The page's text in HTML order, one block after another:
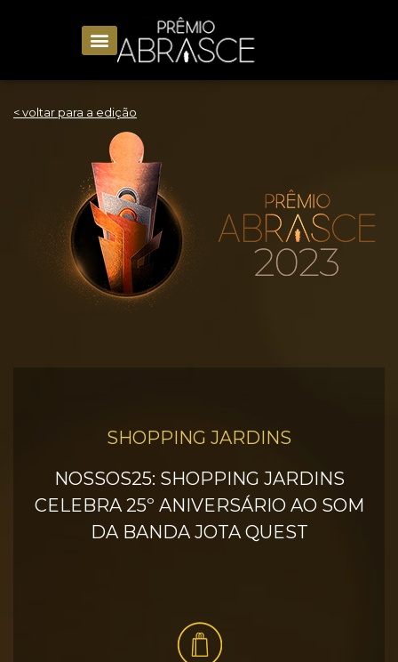
< voltar para a edição
SHOPPING JARDINS
NOSSOS25: SHOPPING JARDINS
CELEBRA 25º ANIVERSÁRIO AO SOM
DA BANDA JOTA QUEST